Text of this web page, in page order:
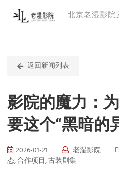
北京老湿影院
返回新闻列表
影院的魔力：
要这个“黑暗的
2026-01-21 老湿影院
态, 合作项目, 古装剧集